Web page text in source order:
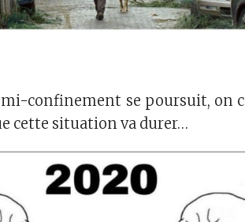
confinement se poursuit, on
cette situation va durer…